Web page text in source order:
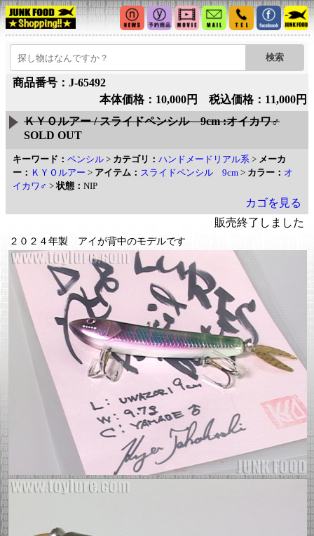
商品番号：J-65492
本体価格：10,000円 税込価格：11,000円
ＫＹＯルアー / スライドペンシル 9cm :オイカワ♂
SOLD OUT
キーワード： ペンシル > カテゴリ： ハンドメードリアル系 > メーカ
ー： ＫＹＯルアー > アイテム： スライドペンシル 9cm > カラー： オ
イカワ♂ >状態： NIP
カゴを見る
販売終了しました
２０２４年製 アイが背中のモデルです